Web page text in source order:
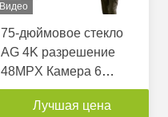
Видео
75-дюймовое стекло
AG 4K разрешение
48MPX Камера 6
массивный микрофон
сенсорный экран
Лучшая цена